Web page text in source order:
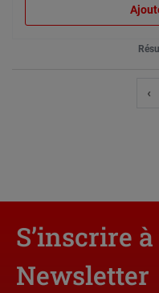
‹
S’inscrire
Newsletter